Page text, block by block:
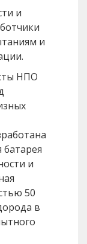
и
и
НПО
батарея
и
50
в